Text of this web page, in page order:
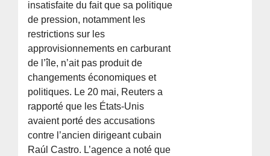
insatisfaite du fait que sa politique
de pression, notamment les
restrictions sur les
approvisionnements en carburant
de l’île, n’ait pas produit de
changements économiques et
politiques. Le 20 mai, Reuters a
rapporté que les États-Unis
avaient porté des accusations
contre l’ancien dirigeant cubain
Raúl Castro. L’agence a noté que